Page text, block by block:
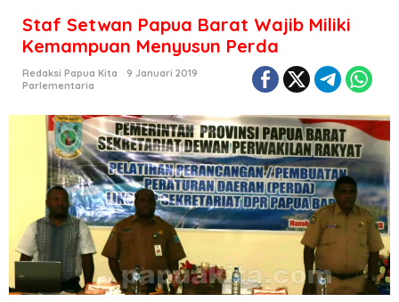
Staf Setwan Papua Barat Wajib Miliki
Kemampuan Menyusun Perda
Redaksi Papua Kita
9 Januari 2019
Parlementaria